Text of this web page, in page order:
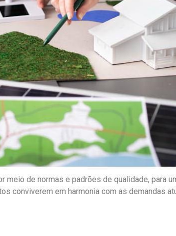
de normas e padrões de qualidade, para
conviverem em harmonia com as demandas